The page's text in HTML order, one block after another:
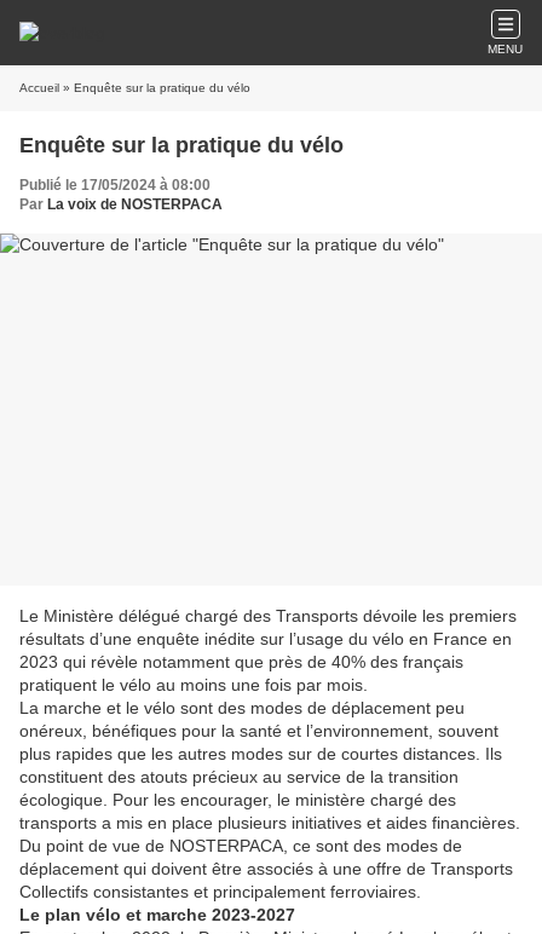
MENU
Accueil » Enquête sur la pratique du vélo
Enquête sur la pratique du vélo
Publié le 17/05/2024 à 08:00
Par La voix de NOSTERPACA
Le Ministère délégué chargé des Transports dévoile les premiers
résultats d’une enquête inédite sur l’usage du vélo en France en
2023 qui révèle notamment que près de 40% des français
pratiquent le vélo au moins une fois par mois.
La marche et le vélo sont des modes de déplacement peu
onéreux, bénéfiques pour la santé et l’environnement, souvent
plus rapides que les autres modes sur de courtes distances. Ils
constituent des atouts précieux au service de la transition
écologique. Pour les encourager, le ministère chargé des
transports a mis en place plusieurs initiatives et aides financières.
Du point de vue de NOSTERPACA, ce sont des modes de
déplacement qui doivent être associés à une offre de Transports
Collectifs consistantes et principalement ferroviaires.
Le plan vélo et marche 2023-2027